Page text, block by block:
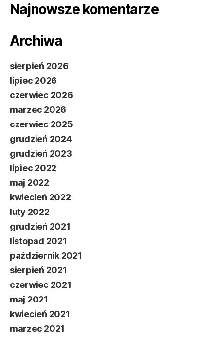
Najnowsze komentarze
Archiwa
sierpień 2026
lipiec 2026
czerwiec 2026
marzec 2026
czerwiec 2025
grudzień 2024
grudzień 2023
lipiec 2022
maj 2022
kwiecień 2022
luty 2022
grudzień 2021
listopad 2021
październik 2021
sierpień 2021
czerwiec 2021
maj 2021
kwiecień 2021
marzec 2021